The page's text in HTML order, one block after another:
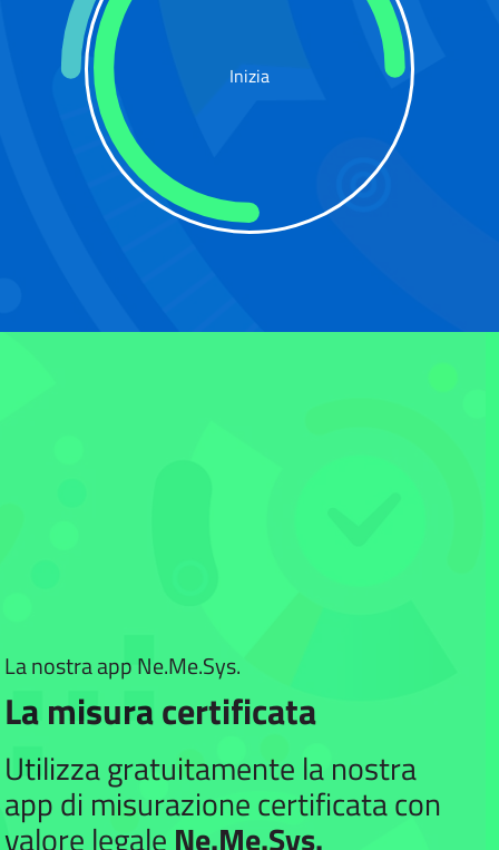
Inizia
La nostra app Ne.Me.Sys.
La misura certificata
Utilizza gratuitamente la nostra
app di misurazione certificata con
valore legale Ne.Me.Sys.